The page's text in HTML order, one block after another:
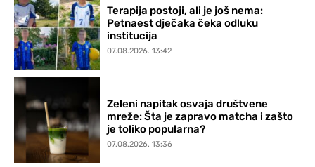
Terapija postoji, ali je još nema:
Petnaest dječaka čeka odluku
institucija
07.08.2026. 13:42
Zeleni napitak osvaja društvene
mreže: Šta je zapravo matcha i zašto
je toliko popularna?
07.08.2026. 13:36